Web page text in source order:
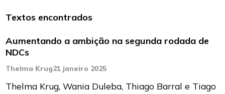
Textos encontrados
Aumentando a ambição na segunda rodada de
NDCs
Thelma Krug21 janeiro 2025
Thelma Krug, Wania Duleba, Thiago Barral e Tiago